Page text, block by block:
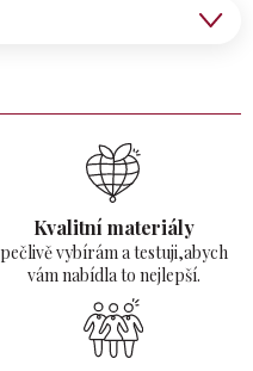
Kvalitní materiály
pečlivě vybírám a testuji,abych
vám nabídla to nejlepší.